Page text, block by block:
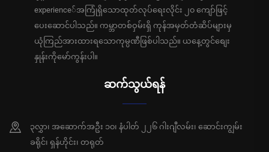
experience်အကြုံရှိသောထုတ်လုပ်ရေးလိုင်း ၂၀ ကျော်ဖြင့်
ပေးဆောင်ပါသည်။ ကမ္ဘာတစ်ဝှမ်းရှိ ကုန်အမှတ်တံဆိပ်များမှ
ယုံကြည်အားထားရသောကုမ္ပဏီဖြစ်ပါသည်။ ယနေ့တွင်စျေး
နှုန်းကိုမော်ကွန်းပါ။
ဆက်သွယ်ရန်
၃လွှာ၊ အဆောက်အဦး ၁၀၊ နံပါတ် ၂၂၆ ဂါးဂျီလမ်း၊ ဆောင်းကျွမ်း
ခရိုင်၊ ရှန်ဟိုင်း၊ တရုတ်